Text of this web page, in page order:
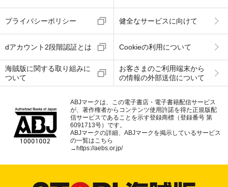
プライバシーポリシー 健全なサービスに向けて
dアカウント2段階認証とは Cookieの利用について
海賊版に関する取り組みに
ついて
お客さまのご利用端末から
の情報の外部送信について
ABJマークは、この電子書店・電子書籍配信サービス
が、著作権者からコンテンツ使用許諾を得た正規版配
信サービスであることを示す登録商標（登録番号 第
6091713号）です。
ABJマークの詳細、ABJマークを掲示しているサービス
の一覧はこちら
→ https://aebs.or.jp/